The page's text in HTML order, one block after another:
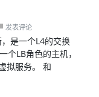
发表评论
是一个L4的交换
个LB角色的主机，
拟服务。 和